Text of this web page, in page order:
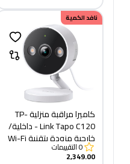
نافد الكمية
كاميرا مراقبة منزلية TP-
Link Tapo C120 - داخلية/
خارجية مزودة بتقنية Wi-Fi
0التقييمات
2,349.00